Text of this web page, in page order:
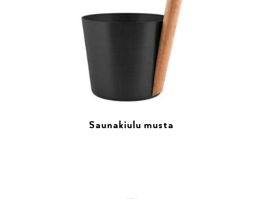
Saunakiulu musta